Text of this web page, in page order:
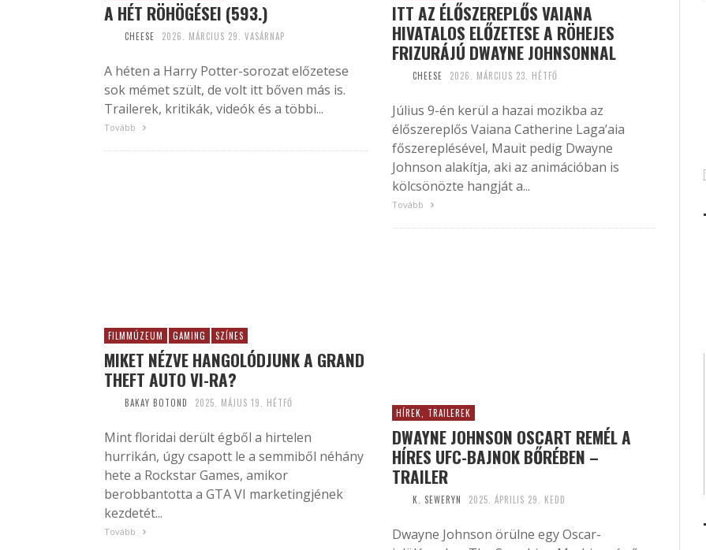
A HÉT RÖHÖGÉSEI (593.)
CHEESE 2026. MÁRCIUS 29. VASÁRNAP
A héten a Harry Potter-sorozat előzetese
sok mémet szült, de volt itt bőven más is.
Trailerek, kritikák, videók és a többi...
Tovább
ITT AZ ÉLŐSZEREPLŐS VAIANA
HIVATALOS ELŐZETESE A RÖHEJES
FRIZURÁJÚ DWAYNE JOHNSONNAL
CHEESE 2026. MÁRCIUS 23. HÉTFŐ
Július 9-én kerül a hazai mozikba az
élőszereplős Vaiana Catherine Laga’aia
főszereplésével, Mauit pedig Dwayne
Johnson alakítja, aki az animációban is
kölcsönözte hangját a...
Tovább
FILMMÚZEUM GAMING SZÍNES
MIKET NÉZVE HANGOLÓDJUNK A GRAND
THEFT AUTO VI-RA?
BAKAY BOTOND 2025. MÁJUS 19. HÉTFŐ
Mint floridai derült égből a hirtelen
hurrikán, úgy csapott le a semmiből néhány
hete a Rockstar Games, amikor
berobbantotta a GTA VI marketingjének
kezdetét...
Tovább
HÍREK, TRAILEREK
DWAYNE JOHNSON OSCART REMÉL A
HÍRES UFC-BAJNOK BŐRÉBEN –
TRAILER
K. SEWERYN 2025. ÁPRILIS 29. KEDD
Dwayne Johnson örülne egy Oscar-